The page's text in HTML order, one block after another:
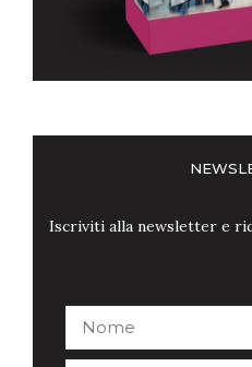
Iscriviti alla newsletter e